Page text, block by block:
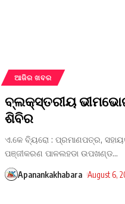
ଆଜିର ଖବର
ବ୍ଲକ୍‌ସ୍ତରୀୟ
ଶିବିର
ଏ.କେ ବ୍ୟିରୋ : ପ୍ରମାଣପତ୍ର,
ପଞ୍ଜୀକରଣ ପାଳଲହଡା ଉପଖଣ୍ଡ…
Apanankakhabara August 6,